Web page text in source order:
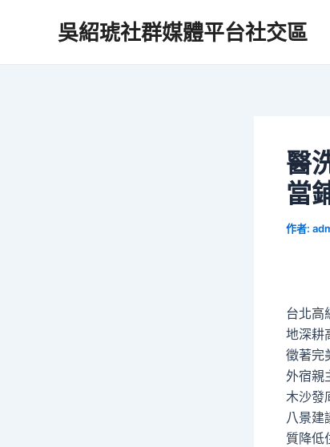
吳紹琥社群媒體平台社交區
醫
當
作者:
台北高
地深耕
徵著完
外宿親
木沙發
八景建
質降低